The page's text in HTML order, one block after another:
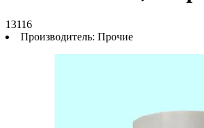
13116
Производитель: Прочие